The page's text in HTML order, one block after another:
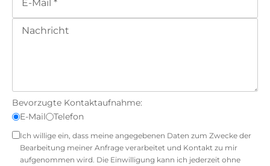
Bevorzugte Kontaktaufnahme:
E-Mail
Telefon
Ich willige ein, dass meine angegebenen Daten zum Zwecke der
Bearbeitung meiner Anfrage verarbeitet und Kontakt zu mir
aufgenommen wird. Die Einwilligung kann ich jederzeit ohne